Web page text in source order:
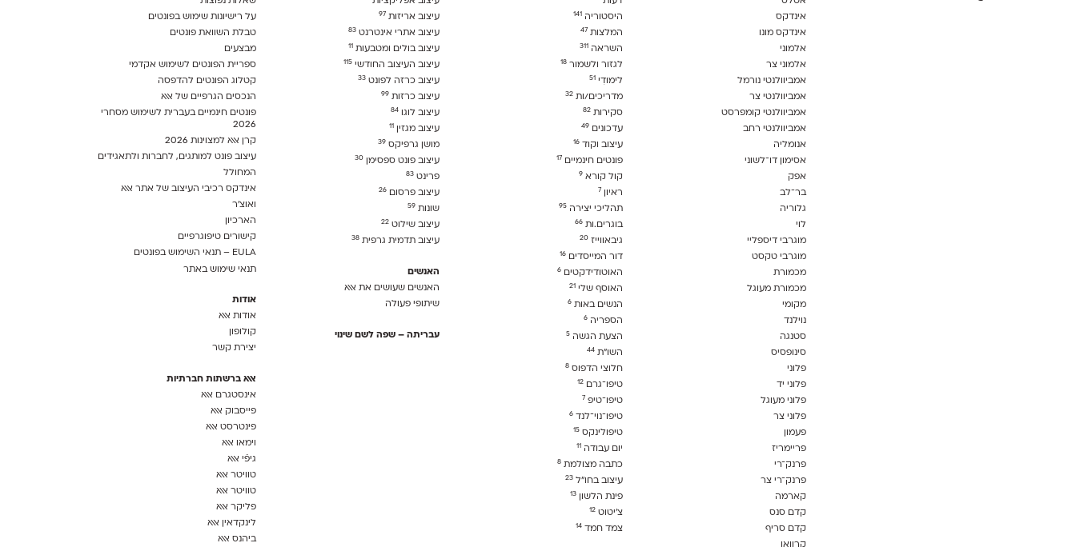
אינדקס
אינדקס מונו
אלמוני
אלמוני צר
אמביוולנטי נורמל
אמביוולנטי צר
אמביוולנטי קומפרסט
אמביוולנטי רחב
אנומליה
אסימון דו־לשוני
אפק
בר־לב
גלוריה
לוי
מוגרבי דיספליי
מוגרבי טקסט
מכמורת
מכמורת מעוגל
מקומי
נוילנד
סטנגה
סינופסיס
פלוני
פלוני יד
פלוני מעוגל
פלוני צר
פעמון
פריימריז
פרנק־רי
פרנק־רי צר
קארמה
קדם סנס
קדם סריף
היסטוריה 141
המלצות 47
השראה 311
לגזור ולשמור 18
לימודִי 51
מדריכים/ות 32
סקירות 82
עדכונים 49
עיצוב וקוד 16
פונטים חינמיים 17
קול קורא 9
ראיון 7
תהליכי יצירה 95
בוגרים.ות 66
גיבאווייז 20
דור המייסדים 16
האוטודידקטים 6
האוסף שלי 21
הנשים באות 6
הספריה 6
הצעת הגשה 5
השו״ת 44
חלוצי הדפוס 8
טיפו־גרם 12
טיפו־טיפ 7
טיפו־נוי־לנד 6
טיפולינקס 15
יום עבודה 11
כתבה מצולמת 8
עיצוב בחו"ל 23
פינת הלשון 13
צ׳יטוט 12
צמד חמד 14
עיצוב אריזות 97
עיצוב אתרי אינטרנט83
עיצוב בולים ומטבעות11
עיצוב העיצוב החודשי115
עיצוב כרזה לפונט33
עיצוב כרזות 99
עיצוב לוגו84
עיצוב מגזין11
מושן גרפיקס 39
עיצוב פונט ספסימן 30
פרינט83
עיצוב פרסום26
שונות 59
עיצוב שילוט22
עיצוב תדמית גרפית38
האנשים
האנשים שעושים את אאא
שיתופי פעולה
עבריתה – שפה לשם שינוי
על רישיונות שימוש בפונטים
טבלת השוואת פונטים
מבצעים
ספריית הפונטים לשימוש אקדמי
קטלוג הפונטים להדפסה
הנכסים הגרפיים של אאא
פונטים חינמיים בעברית לשימוש מסחרי
2026
קרן אאא למצוינות 2026
עיצוב פונט למותגים, לחברות ולתאגידים
המחולל
אינדקס רכיבי העיצוב של אתר אאא
ואוצ'ר
הארכיון
קישורים טיפוגרפיים
EULA – תנאי השימוש בפונטים
תנאי שימוש באתר
אודות
אודות אאא
קולופון
יצירת קשר
אאא ברשתות חברתיות
אינסטגרם אאא
פייסבוק אאא
פינטרסט אאא
וימאו אאא
גיפֿי אאא
טוויטר אאא
טוויטר אאא
פליקר אאא
לינקדאין אאא
ביהנס אאא